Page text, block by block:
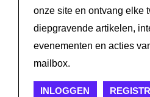
onze site en ontvang elke
diepgravende artikelen,
evenementen en acties
mailbox.
INLOGGEN